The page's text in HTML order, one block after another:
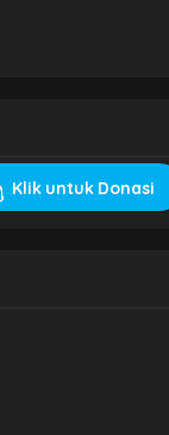
Klik untuk Donasi